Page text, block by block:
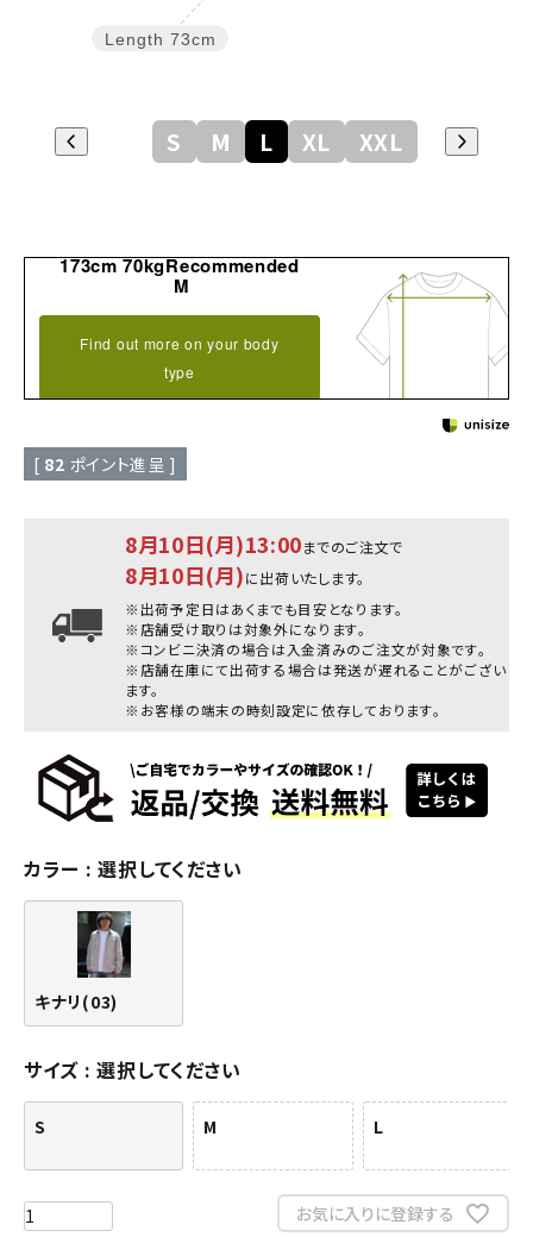
Length 73cm
S M L XL XXL
173cm 70kgRecommended
M
Find out more on your body
type
[ 82 ポイント進呈 ]
8月10日(月)13:00までのご注文で
8月10日(月)に出荷いたします。
※出荷予定日はあくまでも目安となります。
※店舗受け取りは対象外になります。
※コンビニ決済の場合は入金済みのご注文が対象です。
※店舗在庫にて出荷する場合は発送が遅れることがござい
ます。
※お客様の端末の時刻設定に依存しております。
カラー 選択してください
キナリ(03)
サイズ 選択してください
S M L
お気に入りに登録する